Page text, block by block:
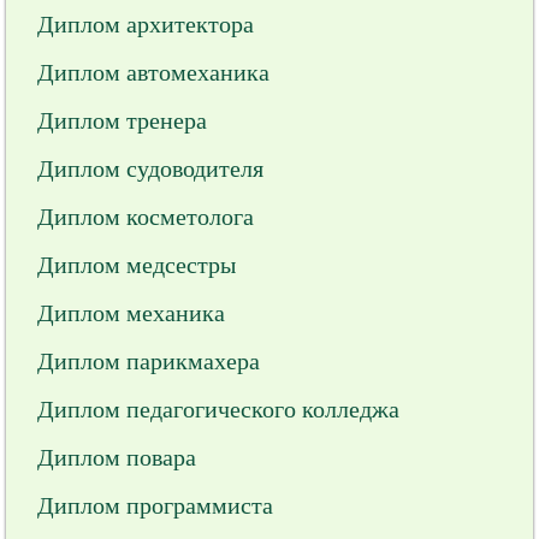
Диплом архитектора
Диплом автомеханика
Диплом тренера
Диплом судоводителя
Диплом косметолога
Диплом медсестры
Диплом механика
Диплом парикмахера
Диплом педагогического колледжа
Диплом повара
Диплом программиста